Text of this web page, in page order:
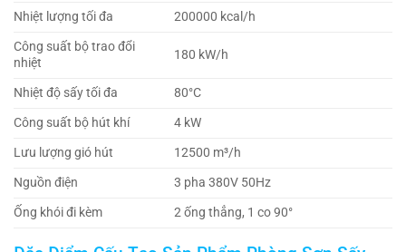
Nhiệt lượng tối đa
200000 kcal/h
Công suất bộ trao đổi
nhiệt
180 kW/h
Nhiệt độ sấy tối đa
80°C
Công suất bộ hút khí
4 kW
Lưu lượng gió hút
12500 m³/h
Nguồn điện
3 pha 380V 50Hz
Ống khói đi kèm
2 ống thẳng, 1 co 90°